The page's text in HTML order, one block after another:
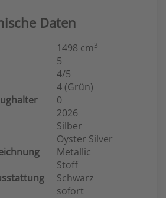
Daten
1498 cm3
5
4/5
4 (Grün)
0
2026
Silber
Oyster Silver
Metallic
Stoff
Schwarz
sofort